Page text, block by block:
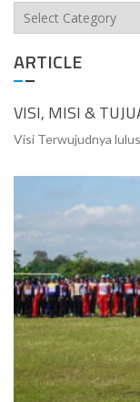
Categories
ARTICLE
VISI, MISI &
Visi Terwujudnya